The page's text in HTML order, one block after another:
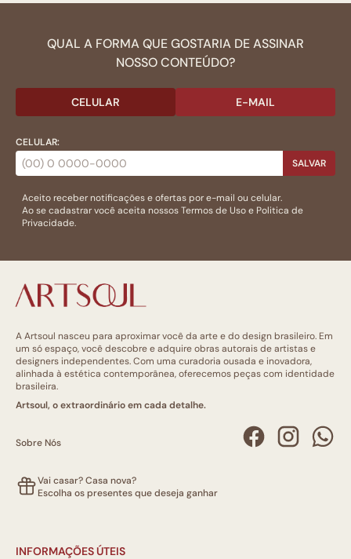
QUAL A FORMA QUE GOSTARIA DE ASSINAR
NOSSO CONTEÚDO?
CELULAR E-MAIL
CELULAR:
SALVAR
Aceito receber notificações e ofertas por e-mail ou celular.
Ao se cadastrar você aceita nossosTermos de Usoe Politica de
Privacidade.
A Artsoul nasceu para aproximar você da arte e do design brasileiro. Em
um só espaço, você descobre e adquire obras autorais de artistas e
designers independentes. Com uma curadoria ousada e inovadora,
alinhada à estética contemporânea, oferecemos peças com identidade
brasileira.
Artsoul, o extraordinário em cada detalhe.
Sobre Nós
Vai casar? Casa nova?
Escolha os presentes que deseja ganhar
INFORMAÇÕES ÚTEIS